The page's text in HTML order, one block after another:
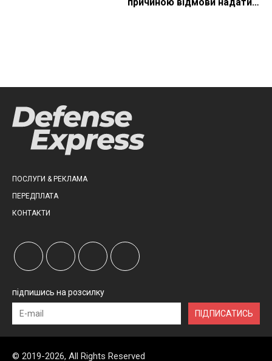
ПОСЛУГИ & РЕКЛАМА
ПЕРЕДПЛАТА
КОНТАКТИ
підпишись на розсилку
ПІДПИСАТИСЬ
© 2019-2026, All Rights Reserved